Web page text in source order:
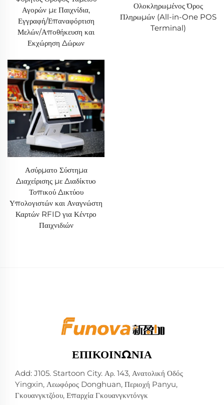
Αγορών με Παιχνίδια,
Εγγραφή/Επαναφόρτιση
Μελών/Αποθήκευση και
Εκχώρηση Δώρων
Ολοκληρωμένος Όρος
Πληρωμών (All-in-One POS
Terminal)
Ασύρματο Σύστημα
Διαχείρισης με Διαδίκτυο
Τοπικού Δικτύου
Υπολογιστών και Αναγνώστη
Καρτών RFID για Κέντρο
Παιχνιδιών
ΕΠΙΚΟΙΝΩΝΊΑ
Add: J105. Startoon City. Αρ. 143, Ανατολική Οδός
Yingxin, Λεωφόρος Donghuan, Περιοχή Panyu,
Γκουανγκτζόου, Επαρχία Γκουανγκντόνγκ